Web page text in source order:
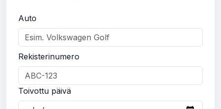
Auto
Rekisterinumero
Toivottu päivä